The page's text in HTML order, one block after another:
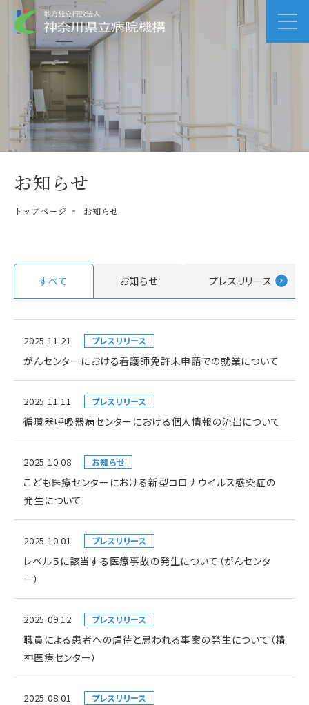
お知らせ
トップページ お知らせ
すべて お知らせ プレスリリース
2025.11.21 プレスリリース
がんセンターにおける看護師免許未申請での就業について
2025.11.11 プレスリリース
循環器呼吸器病センターにおける個人情報の流出について
2025.10.08 お知らせ
こども医療センターにおける新型コロナウイルス感染症の
発生について
2025.10.01 プレスリリース
レベル５に該当する医療事故の発生について（がんセンタ
ー）
2025.09.12 プレスリリース
職員による患者への虐待と思われる事案の発生について（精
神医療センター）
2025.08.01 プレスリリース